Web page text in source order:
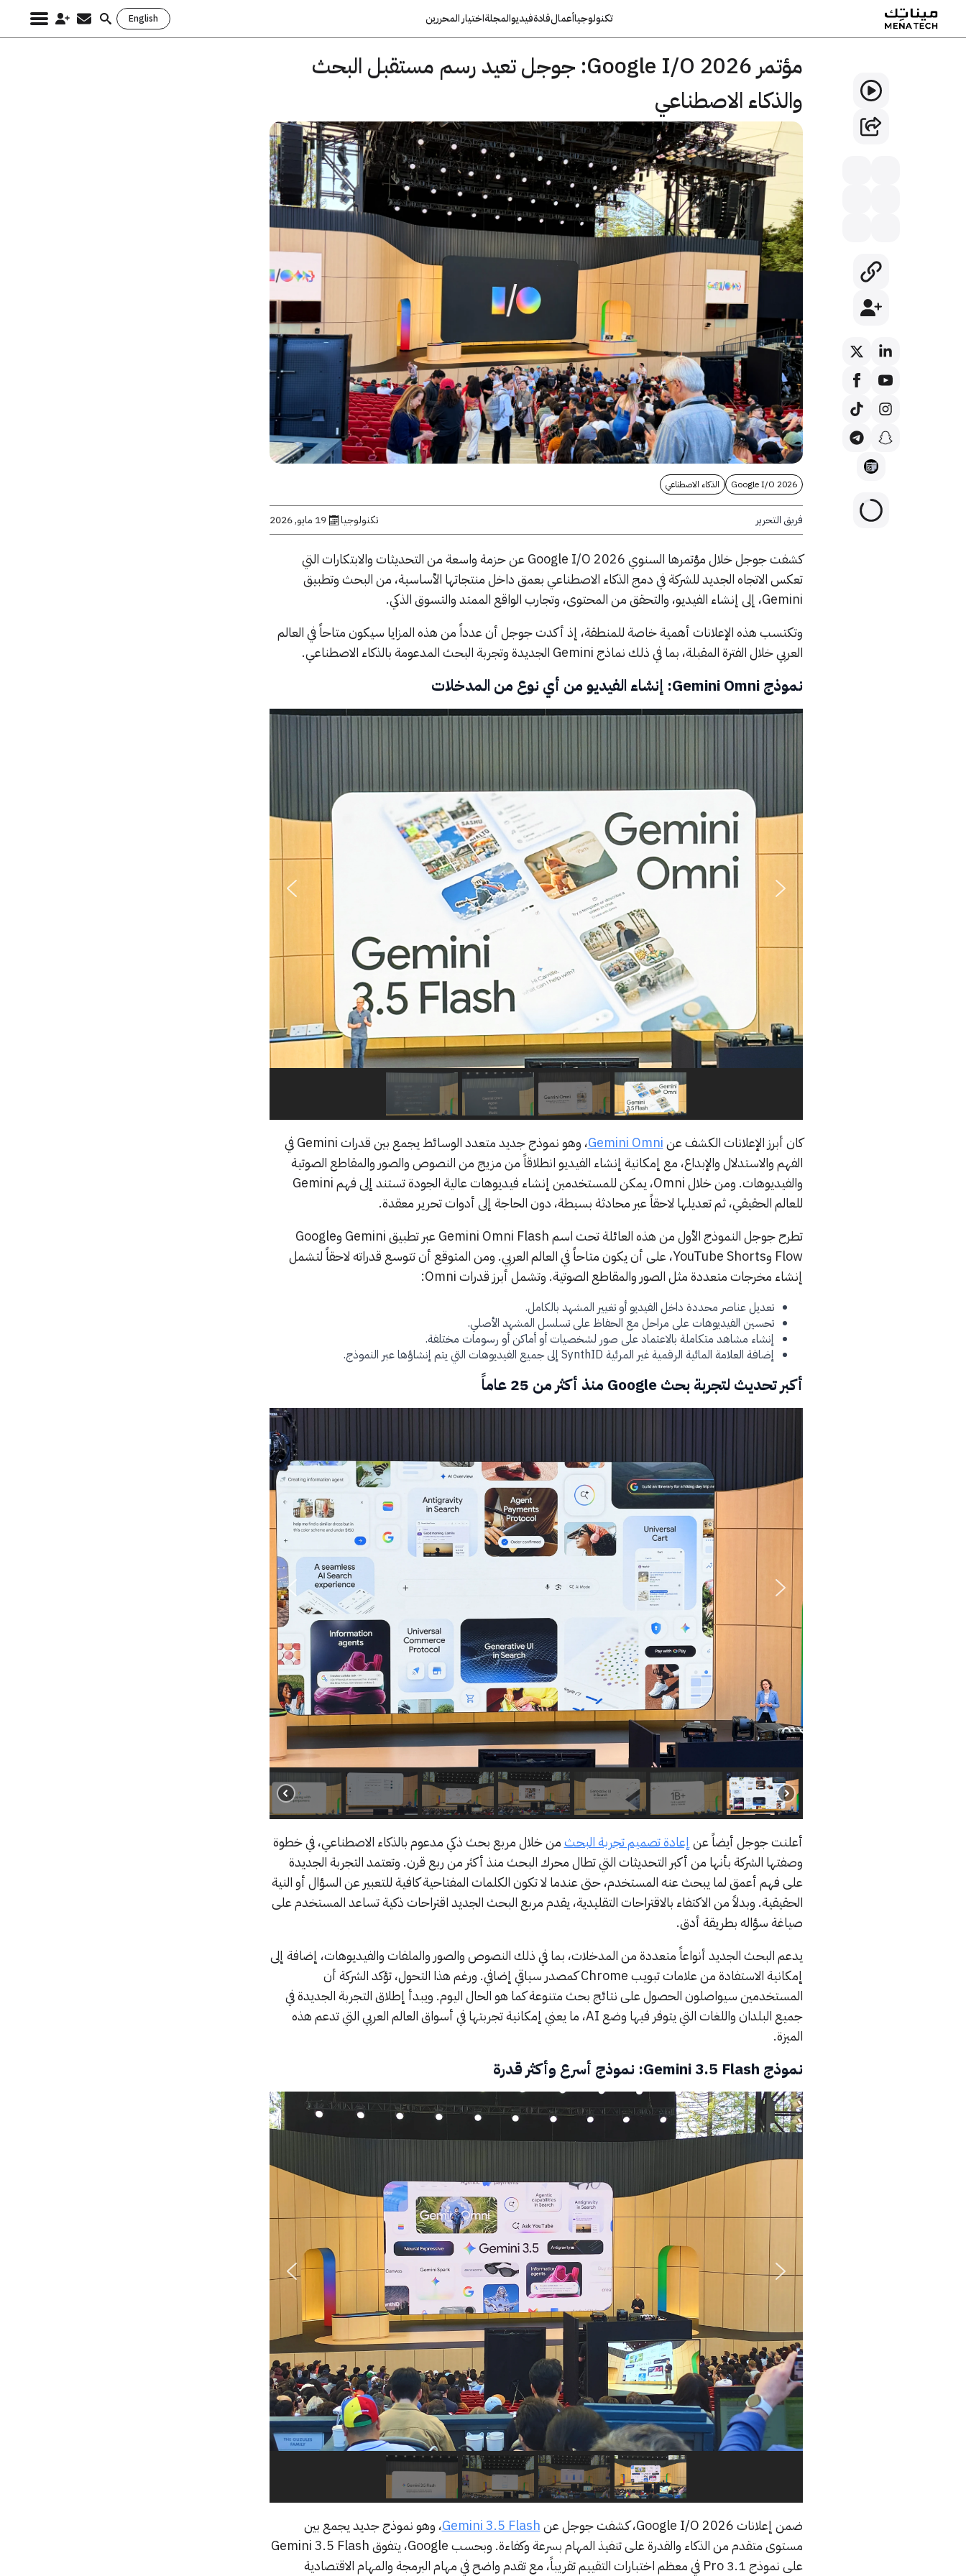
تكنولوجياأعمالقادةفيديوالمجلةاختيار المحررين English
Search
مؤتمر Google I/O 2026: جوجل تعيد رسم مستقبل البحث
والذكاء الاصطناعي
Google I/O 2026 الذكاء الاصطناعي
فريق التحرير تكنولوجيا 19 مايو, 2026
كشفت جوجل خلال مؤتمرها السنوي Google I/O 2026 عن حزمة واسعة من التحديثات والابتكارات التي
تعكس الاتجاه الجديد للشركة في دمج الذكاء الاصطناعي بعمق داخل منتجاتها الأساسية، من البحث وتطبيق
Gemini، إلى إنشاء الفيديو، والتحقق من المحتوى، وتجارب الواقع الممتد والتسوق الذكي.
وتكتسب هذه الإعلانات أهمية خاصة للمنطقة، إذ أكدت جوجل أن عدداً من هذه المزايا سيكون متاحاً في العالم
العربي خلال الفترة المقبلة، بما في ذلك نماذج Gemini الجديدة وتجربة البحث المدعومة بالذكاء الاصطناعي.
نموذج Gemini Omni: إنشاء الفيديو من أي نوع من المدخلات
كان أبرز الإعلانات الكشف عنGemini Omni
، وهو نموذج جديد متعدد الوسائط يجمع بين قدرات Gemini في
الفهم والاستدلال والإبداع، مع إمكانية إنشاء الفيديو انطلاقاً من مزيج من النصوص والصور والمقاطع الصوتية
والفيديوهات. ومن خلال Omni، يمكن للمستخدمين إنشاء فيديوهات عالية الجودة تستند إلى فهم Gemini
للعالم الحقيقي، ثم تعديلها لاحقاً عبر محادثة بسيطة، دون الحاجة إلى أدوات تحرير معقدة.
تطرح جوجل النموذج الأول من هذه العائلة تحت اسم Gemini Omni Flash عبر تطبيق Gemini وGoogle
Flow وYouTube Shorts، على أن يكون متاحاً في العالم العربي. ومن المتوقع أن تتوسع قدراته لاحقاً لتشمل
إنشاء مخرجات متعددة مثل الصور والمقاطع الصوتية. وتشمل أبرز قدرات Omni:
تعديل عناصر محددة داخل الفيديو أو تغيير المشهد بالكامل.
تحسين الفيديوهات على مراحل مع الحفاظ على تسلسل المشهد الأصلي.
إنشاء مشاهد متكاملة بالاعتماد على صور لشخصيات أو أماكن أو رسومات مختلفة.
إضافة العلامة المائية الرقمية غير المرئية SynthID إلى جميع الفيديوهات التي يتم إنشاؤها عبر النموذج.
أكبر تحديث لتجربة بحث Google منذ أكثر من 25 عاماً
أعلنت جوجل أيضاً عن إعادة تصميم تجربة البحثمن خلال مربع بحث ذكي مدعوم بالذكاء الاصطناعي، في خطوة
وصفتها الشركة بأنها من أكبر التحديثات التي تطال محرك البحث منذ أكثر من ربع قرن. وتعتمد التجربة الجديدة
على فهم أعمق لما يبحث عنه المستخدم، حتى عندما لا تكون الكلمات المفتاحية كافية للتعبير عن السؤال أو النية
الحقيقية. وبدلاً من الاكتفاء بالاقتراحات التقليدية، يقدم مربع البحث الجديد اقتراحات ذكية تساعد المستخدم على
صياغة سؤاله بطريقة أدق.
يدعم البحث الجديد أنواعاً متعددة من المدخلات، بما في ذلك النصوص والصور والملفات والفيديوهات، إضافة إلى
إمكانية الاستفادة من علامات تبويب Chrome كمصدر سياقي إضافي. ورغم هذا التحول، تؤكد الشركة أن
المستخدمين سيواصلون الحصول على نتائج بحث متنوعة كما هو الحال اليوم. ويبدأ إطلاق التجربة الجديدة في
جميع البلدان واللغات التي يتوفر فيها وضع AI، ما يعني إمكانية تجربتها في أسواق العالم العربي التي تدعم هذه
الميزة.
نموذج Gemini 3.5 Flash: نموذج أسرع وأكثر قدرة
ضمن إعلانات Google I/O 2026، كشفت جوجل عن Gemini 3.5 Flash، وهو نموذج جديد يجمع بين
مستوى متقدم من الذكاء والقدرة على تنفيذ المهام بسرعة وكفاءة. وبحسب Google، يتفوق Gemini 3.5 Flash
على نموذج 3.1 Pro في معظم اختبارات التقييم تقريباً، مع تقدم واضح في مهام البرمجة والمهام الاقتصادية